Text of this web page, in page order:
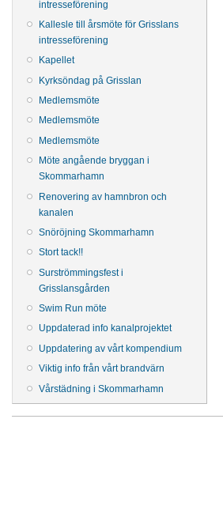
intresseförening
Kallesle till årsmöte för Grisslans
intresseförening
Kapellet
Kyrksöndag på Grisslan
Medlemsmöte
Medlemsmöte
Medlemsmöte
Möte angående bryggan i
Skommarhamn
Renovering av hamnbron och
kanalen
Snöröjning Skommarhamn
Stort tack!!
Surströmmingsfest i
Grisslansgården
Swim Run möte
Uppdaterad info kanalprojektet
Uppdatering av vårt kompendium
Viktig info från vårt brandvärn
Vårstädning i Skommarhamn